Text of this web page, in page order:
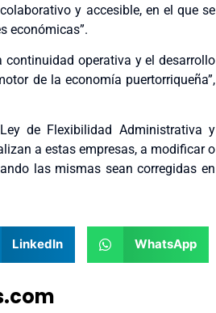
y accesible, en el que se
económicas”.
continuidad operativa y el desarrollo
de la economía puertorriqueña”,
de Flexibilidad Administrativa y
a estas empresas, a modificar o
las mismas sean corregidas en
LinkedIn WhatsApp